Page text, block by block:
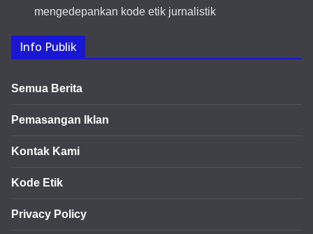
mengedepankan kode etik jurnalistik
Info Publik
Semua Berita
Pemasangan Iklan
Kontak Kami
Kode Etik
Privacy Policy